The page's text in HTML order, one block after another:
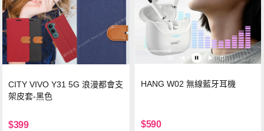
CITY VIVO Y31 5G 浪漫都會支
架皮套-黑色
$399
HANG W02 無線藍牙耳機
$590